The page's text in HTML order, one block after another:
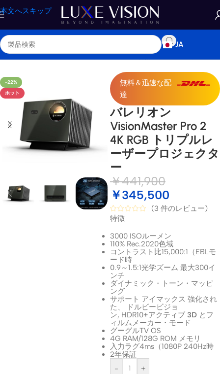
本文へスキップ
JA
ホーム/ショップ/プロジェクター/標準 / 長焦点プロジェクター
-22%
ホット
無料＆迅速な配
達
バレリオン
VisionMaster Pro 2
4K RGB トリプルレ
ーザープロジェクタ
ー
￥441,900
￥345,500
(3 件のレビュー)
特徴
3000 ISOルーメン
110% Rec.2020色域
コントラスト比15,000:1（EBLモ
ード時
0.9～1.5:1光学ズーム 最大300イ
ンチ
ダイナミック・トーン・マッピ
ング
サポート アイマックス 強化され
た、
ドルビービジョ
ン, HDR10+アクティブ 3D とフ
ィルムメーカー・モード
グーグルTV OS
4G RAM/128G ROM メモリ
入力ラグ4ms（1080P 240Hz時
2年保証
-
+